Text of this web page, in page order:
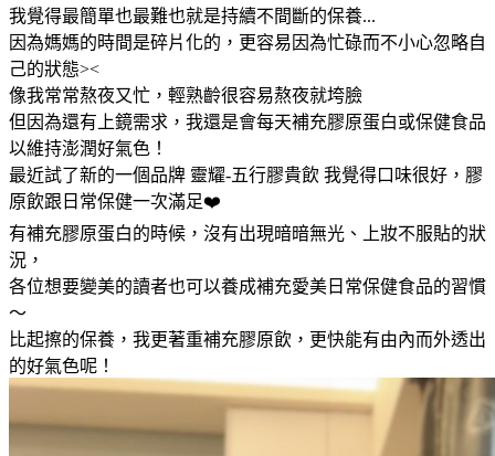
我覺得最簡單也最難也就是持續不間斷的保養...
因為媽媽的時間是碎片化的，更容易因為忙碌而不小心忽略自
己的狀態><
像我常常熬夜又忙，輕熟齡很容易熬夜就垮臉
但因為還有上鏡需求，我還是會每天補充膠原蛋白或保健食品
以維持澎潤好氣色！
最近試了新的一個品牌 靈耀-五行膠貴飲 我覺得口味很好，膠
原飲跟日常保健一次滿足❤️
有補充膠原蛋白的時候，沒有出現暗暗無光、上妝不服貼的狀
況，
各位想要變美的讀者也可以養成補充愛美日常保健食品的習慣
～
比起擦的保養，我更著重補充膠原飲，更快能有由內而外透出
的好氣色呢！